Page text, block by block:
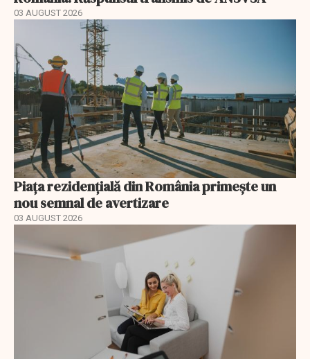
03 AUGUST 2026
Piața rezidențială din România primește un
nou semnal de avertizare
03 AUGUST 2026